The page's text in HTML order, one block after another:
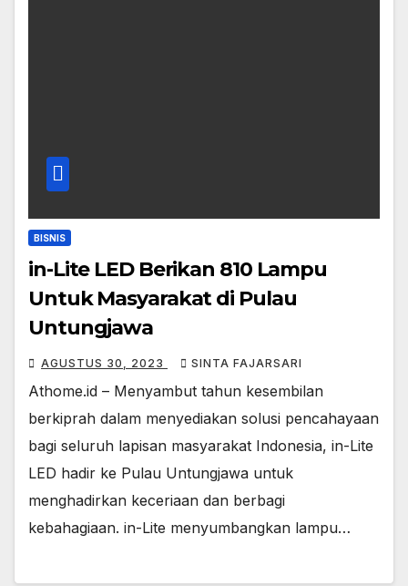
BISNIS
in-Lite LED Berikan 810 Lampu
Untuk Masyarakat di Pulau
Untungjawa
AGUSTUS 30, 2023 SINTA FAJARSARI
Athome.id – Menyambut tahun kesembilan
berkiprah dalam menyediakan solusi pencahayaan
bagi seluruh lapisan masyarakat Indonesia, in-Lite
LED hadir ke Pulau Untungjawa untuk
menghadirkan keceriaan dan berbagi
kebahagiaan. in-Lite menyumbangkan lampu…